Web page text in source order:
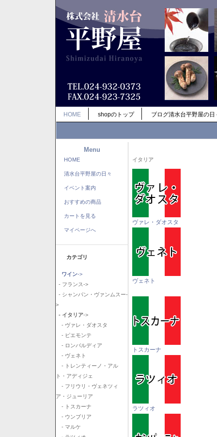
HOME shopのトップ ブログ清水台平野屋の日
Menu
HOME
清水台平野屋の日々
イベント案内
おすすめの商品
カートを見る
マイページへ
カテゴリ
ワイン->
- フランス->
- シャンパン・ヴァンムスー-
>
- イタリア->
- ヴァレ・ダオスタ
- ピエモンテ
- ロンバルディア
- ヴェネト
- トレンティーノ・アル
ト・アディジェ
- フリウリ・ヴェネツィ
ア・ジューリア
- トスカーナ
- ウンブリア
- マルケ
イタリア
ヴァレ・ダオスタ
ヴェネト
トスカーナ
ラツィオ